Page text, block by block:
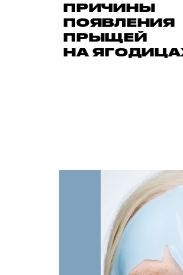
ПРИЧИНЫ
ПОЯВЛЕНИЯ
ПРЫЩЕЙ
НА